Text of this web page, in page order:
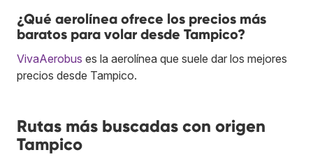
¿Qué aerolínea ofrece los precios más
baratos para volar desde Tampico?
VivaAerobus es la aerolínea que suele dar los mejores
precios desde Tampico.
Rutas más buscadas con origen
Tampico